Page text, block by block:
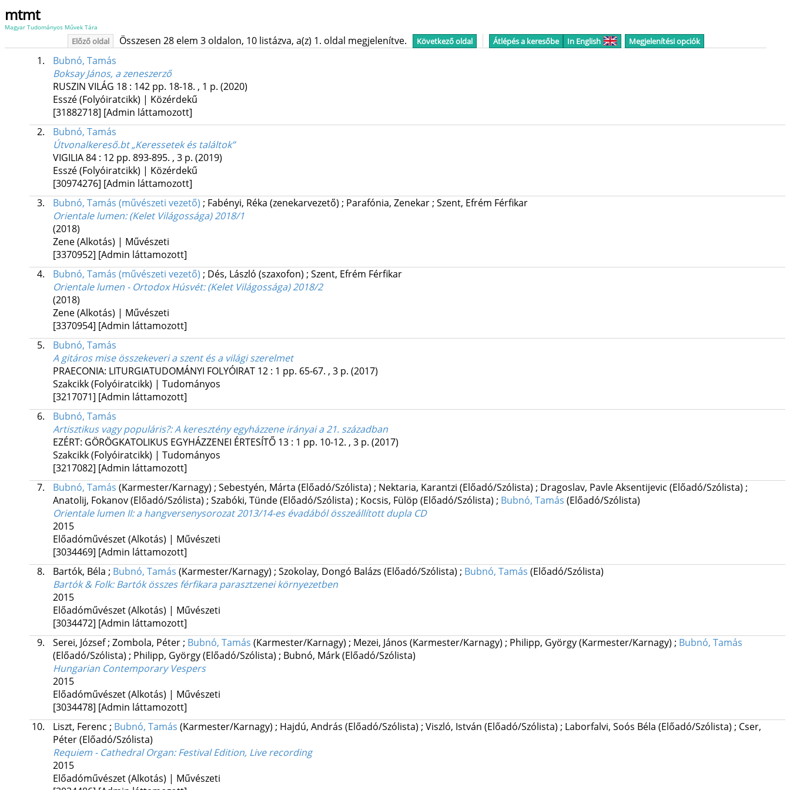
mtmt
Magyar Tudományos Művek Tára
Előző oldal Összesen 28 elem 3 oldalon, 10 listázva, a(z) 1. oldal megjelenítve. Következő oldal Átlépés a keresőbe In English Megjelenítési opciók
1.
Bubnó, Tamás
Boksay János, a zeneszerző
RUSZIN VILÁG 18: 142 pp. 18-18. , 1 p. (2020)
Esszé (Folyóiratcikk) | Közérdekű
[31882718] [Admin láttamozott]
2.
Bubnó, Tamás
Útvonalkereső.bt „Keressetek és találtok”
VIGILIA84: 12 pp. 893-895. , 3 p. (2019)
Esszé (Folyóiratcikk) | Közérdekű
[30974276] [Admin láttamozott]
3.
Bubnó, Tamás (művészeti vezető) ; Fabényi, Réka (zenekarvezető) ; Parafónia, Zenekar; Szent, Efrém Férfikar
Orientale lumen: (Kelet Világossága) 2018/1
(2018)
Zene (Alkotás) | Művészeti
[3370952] [Admin láttamozott]
4.
Bubnó, Tamás (művészeti vezető) ; Dés, László (szaxofon) ; Szent, Efrém Férfikar
Orientale lumen - Ortodox Húsvét: (Kelet Világossága) 2018/2
(2018)
Zene (Alkotás) | Művészeti
[3370954] [Admin láttamozott]
5.
Bubnó, Tamás
A gitáros mise összekeveri a szent és a világi szerelmet
PRAECONIA: LITURGIATUDOMÁNYI FOLYÓIRAT 12: 1 pp. 65-67. , 3 p. (2017)
Szakcikk (Folyóiratcikk) | Tudományos
[3217071] [Admin láttamozott]
6.
Bubnó, Tamás
Artisztikus vagy populáris?: A keresztény egyházzene irányai a 21. században
EZÉRT: GÖRÖGKATOLIKUS EGYHÁZZENEI ÉRTESÍTŐ 13: 1 pp. 10-12. , 3 p. (2017)
Szakcikk (Folyóiratcikk) | Tudományos
[3217082] [Admin láttamozott]
7.
Bubnó, Tamás (Karmester/Karnagy) ; Sebestyén, Márta (Előadó/Szólista) ; Nektaria, Karantzi (Előadó/Szólista) ; Dragoslav, Pavle Aksentijevic (Előadó/Szólista) ;
Anatolij, Fokanov(Előadó/Szólista) ; Szabóki, Tünde(Előadó/Szólista) ; Kocsis, Fülöp (Előadó/Szólista) ; Bubnó, Tamás (Előadó/Szólista)
Orientale lumen II: a hangversenysorozat 2013/14-es évadából összeállított dupla CD
2015
Előadóművészet (Alkotás) | Művészeti
[3034469] [Admin láttamozott]
8.
Bartók, Béla ; Bubnó, Tamás (Karmester/Karnagy) ; Szokolay, Dongó Balázs (Előadó/Szólista) ; Bubnó, Tamás (Előadó/Szólista)
Bartók & Folk: Bartók összes férfikara parasztzenei környezetben
2015
Előadóművészet (Alkotás) | Művészeti
[3034472] [Admin láttamozott]
9.
Serei, József; Zombola, Péter; Bubnó, Tamás (Karmester/Karnagy) ; Mezei, János (Karmester/Karnagy) ; Philipp, György(Karmester/Karnagy) ; Bubnó, Tamás
(Előadó/Szólista) ; Philipp, György(Előadó/Szólista) ; Bubnó, Márk(Előadó/Szólista)
Hungarian Contemporary Vespers
2015
Előadóművészet (Alkotás) | Művészeti
[3034478] [Admin láttamozott]
10.
Liszt, Ferenc ; Bubnó, Tamás (Karmester/Karnagy) ; Hajdú, András (Előadó/Szólista) ; Viszló, István (Előadó/Szólista) ; Laborfalvi, Soós Béla (Előadó/Szólista) ; Cser,
Péter(Előadó/Szólista)
Requiem - Cathedral Organ: Festival Edition, Live recording
2015
Előadóművészet (Alkotás) | Művészeti